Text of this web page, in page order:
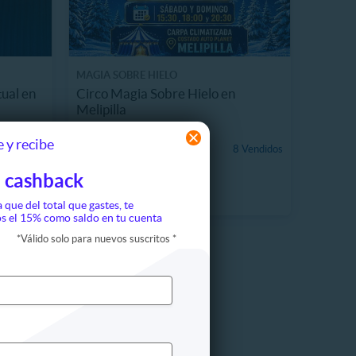
y recibe
cashback
que del total que gastes, te
el 15% como saldo en tu cuenta
*Válido solo para nuevos suscritos *
en
Vendidos
Circo Magia Sobre Hielo en
Melipilla
8 Vendidos